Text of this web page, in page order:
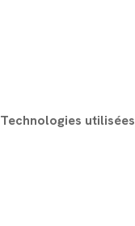
Technologies utilisées